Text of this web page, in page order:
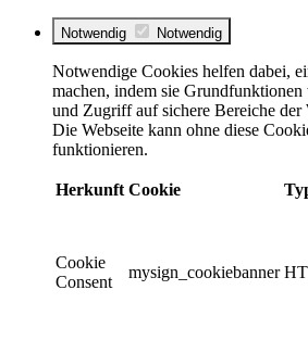
Notwendig Notwendig
Notwendige Cookies helfen dabei,
machen, indem sie
und Zugriff auf sichere Bereiche der
Die Webseite kann ohne diese
funktionieren.
Herkunft Cookie
Cookie
Consent
mysign_cookiebanner